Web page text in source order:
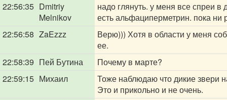
22:56:35 Dmitriy
Melnikov
надо глянуть. у меня все спреи
есть альфациперметрин. пока ни
22:56:58 ZaEzzz
Верю))) Хотя в области у меня
ее.
22:58:39 Пей Бутина
Почему в марте?
22:59:15 Михаил
Тоже наблюдаю что дикие звери
Это и прикольно и не очень.